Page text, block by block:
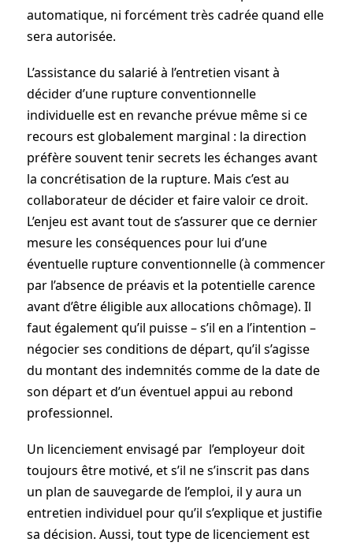
automatique, ni forcément très cadrée quand elle
sera autorisée.
L’assistance du salarié à l’entretien visant à
décider d’une rupture conventionnelle
individuelle est en revanche prévue même si ce
recours est globalement marginal : la direction
préfère souvent tenir secrets les échanges avant
la concrétisation de la rupture. Mais c’est au
collaborateur de décider et faire valoir ce droit.
L’enjeu est avant tout de s’assurer que ce dernier
mesure les conséquences pour lui d’une
éventuelle rupture conventionnelle (à commencer
par l’absence de préavis et la potentielle carence
avant d’être éligible aux allocations chômage). Il
faut également qu’il puisse – s’il en a l’intention –
négocier ses conditions de départ, qu’il s’agisse
du montant des indemnités comme de la date de
son départ et d’un éventuel appui au rebond
professionnel.
Un licenciement envisagé par ­ l’employeur doit
toujours être motivé, et s’il ne s’inscrit pas dans
un plan de sauvegarde de l’emploi, il y aura un
entretien individuel pour qu’il s’explique et justifie
sa décision. Aussi, tout type de licenciement est